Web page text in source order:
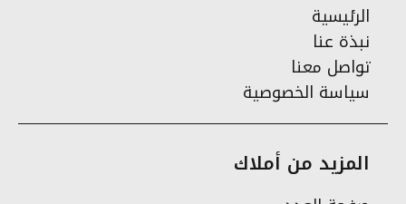
الرئيسية
نبذة عنا
تواصل معنا
سياسة الخصوصية
المزيد من أملاك